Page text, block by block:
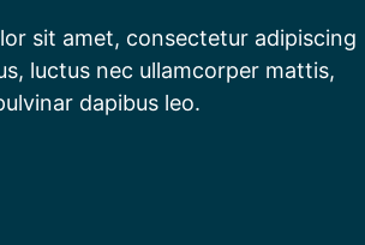
sit amet, consectetur adipiscing
luctus nec ullamcorper mattis,
dapibus leo.